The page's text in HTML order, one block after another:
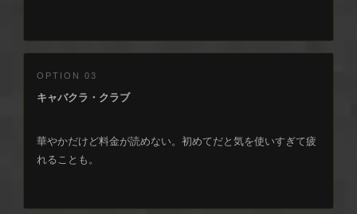
OPTION 03
キャバクラ・クラブ
華やかだけど料金が読めない。初めてだと気を使いすぎて疲
れることも。